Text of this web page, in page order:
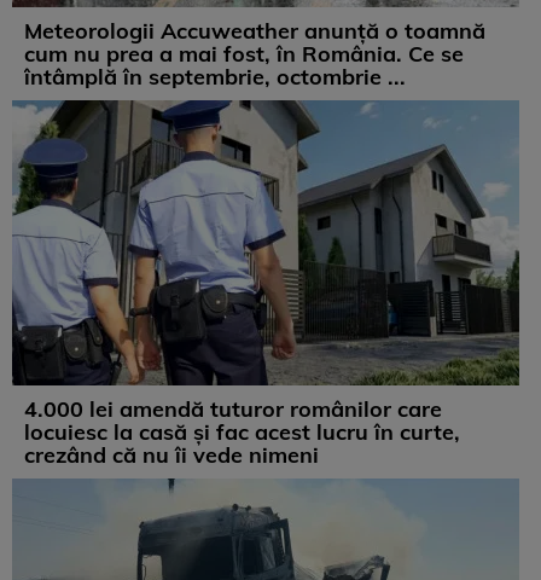
Meteorologii Accuweather anunță o toamnă
cum nu prea a mai fost, în România. Ce se
întâmplă în septembrie, octombrie ...
4.000 lei amendă tuturor românilor care
locuiesc la casă și fac acest lucru în curte,
crezând că nu îi vede nimeni